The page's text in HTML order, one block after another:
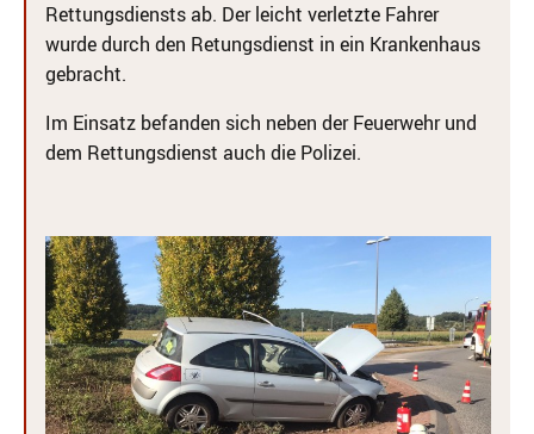
Rettungsdiensts ab. Der leicht verletzte Fahrer
wurde durch den Retungsdienst in ein Krankenhaus
gebracht.
Im Einsatz befanden sich neben der Feuerwehr und
dem Rettungsdienst auch die Polizei.